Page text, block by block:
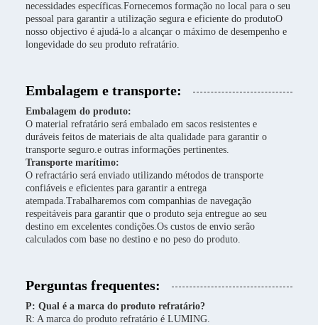
necessidades específicas.Fornecemos formação no local para o seu
pessoal para garantir a utilização segura e eficiente do produtoO
nosso objectivo é ajudá-lo a alcançar o máximo de desempenho e
longevidade do seu produto refratário.
Embalagem e transporte:
Embalagem do produto:
O material refratário será embalado em sacos resistentes e
duráveis feitos de materiais de alta qualidade para garantir o
transporte seguro.e outras informações pertinentes.
Transporte marítimo:
O refractário será enviado utilizando métodos de transporte
confiáveis e eficientes para garantir a entrega
atempada.Trabalharemos com companhias de navegação
respeitáveis para garantir que o produto seja entregue ao seu
destino em excelentes condições.Os custos de envio serão
calculados com base no destino e no peso do produto.
Perguntas frequentes:
P: Qual é a marca do produto refratário?
R: A marca do produto refratário é LUMING.